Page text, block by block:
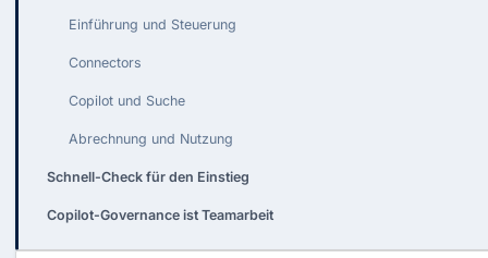
Einführung und Steuerung
Connectors
Copilot und Suche
Abrechnung und Nutzung
Schnell-Check für den Einstieg
Copilot-Governance ist Teamarbeit